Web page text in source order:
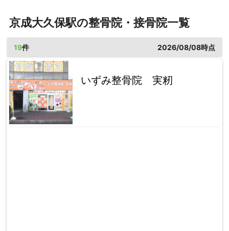
京成大久保駅の整骨院・接骨院一覧
19件 2026/08/08時点
いずみ整骨院 実籾